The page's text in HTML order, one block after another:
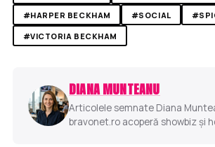
#HARPER BECKHAM
#SOCIAL
#VICTORIA BECKHAM
DIANA MUNTEANU
Articolele semnate Diana
bravonet.ro acoperă showbiz și